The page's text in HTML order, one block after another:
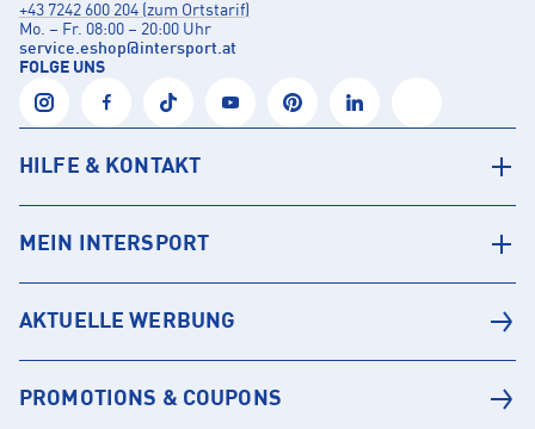
+43 7242 600 204 (zum Ortstarif)
Mo. – Fr. 08:00 – 20:00 Uhr
service.eshop@intersport.at
FOLGE UNS
HILFE & KONTAKT
MEIN INTERSPORT
AKTUELLE WERBUNG
PROMOTIONS & COUPONS